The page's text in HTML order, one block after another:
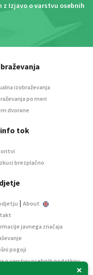
z Izjavo o varstvu osebnih
×
izobraževanja
po meri
dvorane
info tok
brezplačno
| About
javnega značaja
pogoji
o varstvu osebnih podatkov